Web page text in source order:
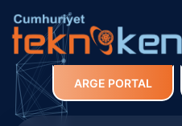
ARGE PORTAL